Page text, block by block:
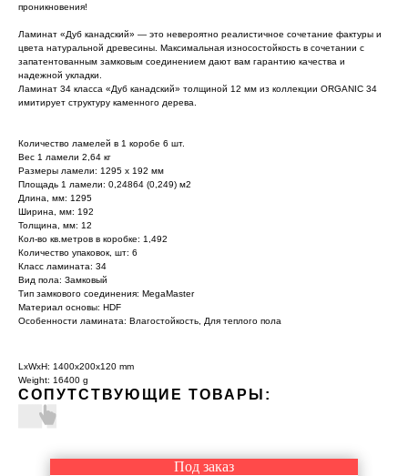
проникновения!
Ламинат «Дуб канадский» — это невероятно реалистичное сочетание фактуры и
цвета натуральной древесины. Максимальная износостойкость в сочетании с
запатентованным замковым соединением дают вам гарантию качества и
надежной укладки.
Ламинат 34 класса «Дуб канадский» толщиной 12 мм из коллекции ORGANIC 34
имитирует структуру каменного дерева.
Количество ламелей в 1 коробе 6 шт.
Вес 1 ламели 2,64 кг
Размеры ламели: 1295 х 192 мм
Площадь 1 ламели: 0,24864 (0,249) м2
Длина, мм: 1295
Ширина, мм: 192
Толщина, мм: 12
Кол-во кв.метров в коробке: 1,492
Количество упаковок, шт: 6
Класс ламината: 34
Вид пола: Замковый
Тип замкового соединения: MegaMaster
Материал основы: HDF
Особенности ламината: Влагостойкость, Для теплого пола
LxWxH: 1400x200x120 mm
Weight: 16400 g
СОПУТСТВУЮЩИЕ ТОВАРЫ:
Под заказ